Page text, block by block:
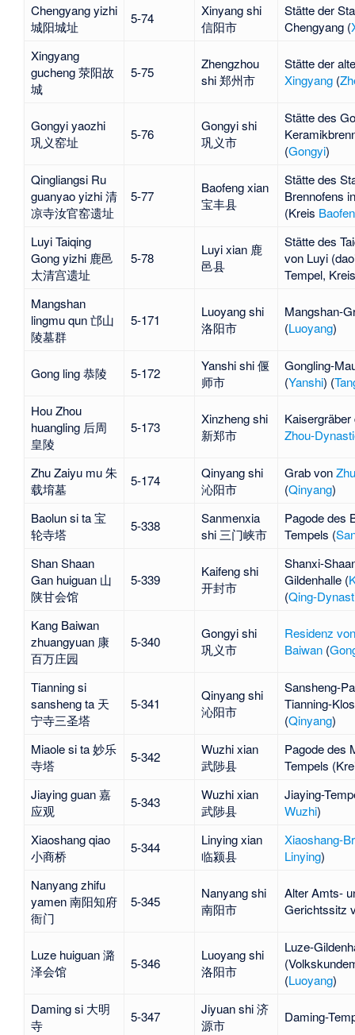
Chengyang yizhi
城阳城址
5-74
Xinyang shi
信阳市
Stätte der
Chengyang (
Xingyang
gucheng 荥阳故
城
5-75
Zhengzhou
shi 郑州市
Stätte der
Xingyang(
Gongyi yaozhi
巩义窑址
5-76
Gongyi shi
巩义市
Stätte des
(Gongyi)
Qingliangsi Ru
guanyao yizhi 清
凉寺汝官窑遗址
5-77
Baofeng xian
宝丰县
Stätte des
Brennofens
(Kreis
Luyi Taiqing
Gong yizhi 鹿邑
太清宫遗址
5-78
Luyi xian 鹿
邑县
Stätte des
von Luyi
Tempel,
Mangshan
lingmu qun 邙山
陵墓群
5-171
Luoyang shi
洛阳市
Mangshan-
(Luoyang)
Gong ling 恭陵 5-172
Yanshi shi 偃
师市
Gongling-
(Yanshi) (
Hou Zhou
huangling 后周
皇陵
5-173
Xinzheng shi
新郑市
Zhou-
Zhu Zaiyu mu 朱
载堉墓
5-174
Qinyang shi
沁阳市
Grab von
(Qinyang)
Baolun si ta 宝
轮寺塔
5-338
Sanmenxia
shi 三门峡市
Pagode des
Tempels (
Shan Shaan
Gan huiguan 山
陕甘会馆
5-339
Kaifeng shi
开封市
Shanxi-
Gildenhalle (
(Qing-
Kang Baiwan
zhuangyuan 康
百万庄园
5-340
Gongyi shi
巩义市
Residenz
Baiwan(
Tianning si
sansheng ta 天
宁寺三圣塔
5-341
Qinyang shi
沁阳市
Sansheng-
Tianning-
(Qinyang)
Miaole si ta 妙乐
寺塔
5-342
Wuzhi xian
武陟县
Pagode des
Tempels
Jiaying guan 嘉
应观
5-343
Wuzhi xian
武陟县
Jiaying-
Wuzhi)
Xiaoshang qiao
小商桥
5-344
Linying xian
临颍县
Xiaoshang-
Linying)
Nanyang zhifu
yamen 南阳知府
衙门
5-345
Nanyang shi
南阳市
Alter Amts-
Gerichtssitz
Luze huiguan 潞
泽会馆
5-346
Luoyang shi
洛阳市
Luze-
(Luoyang)
Daming si 大明
寺
5-347
Jiyuan shi 济
源市
Daming-